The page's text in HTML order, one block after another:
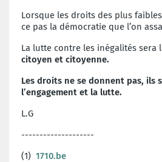
Lorsque les droits des plus
ce pas la démocratie que l’on
La lutte contre les inégalités sera
citoyen et citoyenne.
Les droits ne se donnent pas, ils
l’engagement et la lutte.
L.G
--------------------
(1) 1710.be